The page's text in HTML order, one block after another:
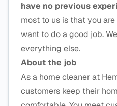
have no previous
most to us is that you
want to do a good job.
everything else.
About the job
As a home cleaner at
customers keep their